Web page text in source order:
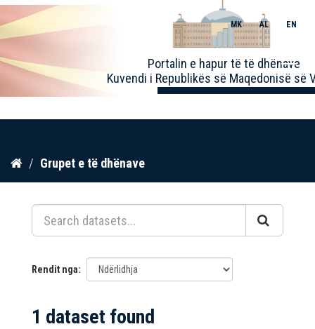
Kalo
përmbajtja
Portalin e hapur të të dhënave
Kuvendi i Republikës së Maqedonisë së
MK AL EN
Toggle
Grupet e të dhënave
Rendit nga
1 dataset found